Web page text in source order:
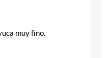
muy fino.